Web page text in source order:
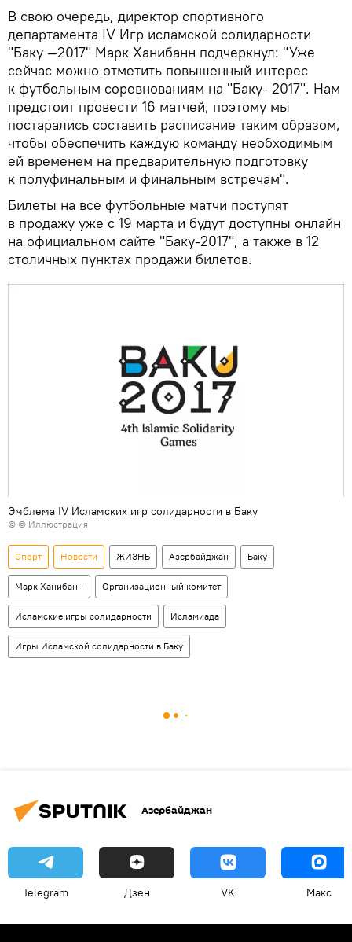
В свою очередь, директор спортивного
департамента IV Игр исламской солидарности
"Баку —2017" Марк Ханибанн подчеркнул: "Уже
сейчас можно отметить повышенный интерес
к футбольным соревнованиям на "Баку- 2017". Нам
предстоит провести 16 матчей, поэтому мы
постарались составить расписание таким образом,
чтобы обеспечить каждую команду необходимым
ей временем на предварительную подготовку
к полуфинальным и финальным встречам".
Билеты на все футбольные матчи поступят
в продажу уже с 19 марта и будут доступны онлайн
на официальном сайте "Баку-2017", а также в 12
столичных пунктах продажи билетов.
Эмблема IV Исламских игр солидарности в Баку
© © Иллюстрация
Спорт Новости ЖИЗНЬ Азербайджан Баку
Марк Ханибанн Организационный комитет
Исламские игры солидарности Исламиада
Игры Исламской солидарности в Баку
Азербайджан
Telegram Дзен VK Макс